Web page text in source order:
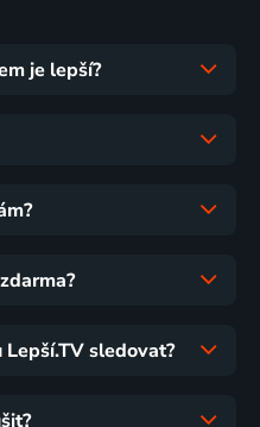
je lepší?
Lepší.TV sledovat?